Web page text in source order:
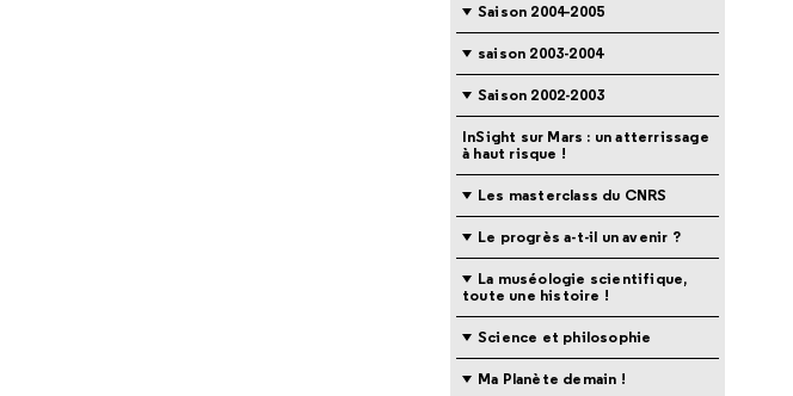
Saison 2004-2005
saison 2003-2004
Saison 2002-2003
InSight sur Mars : un atterrissage
à haut risque !
Les masterclass du CNRS
Le progrès a-t-il un avenir ?
La muséologie scientifique,
toute une histoire !
Science et philosophie
Ma Planète demain !